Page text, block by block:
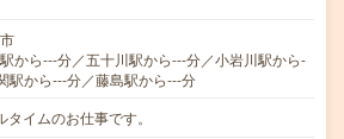
から---分／五十川駅から---分／小岩川駅から-
駅から---分／藤島駅から---分
イムのお仕事です。